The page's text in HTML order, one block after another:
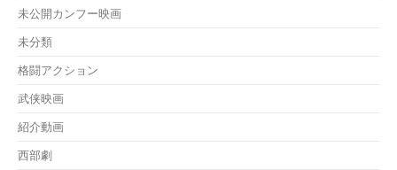
未公開カンフー映画
未分類
格闘アクション
武侠映画
紹介動画
西部劇